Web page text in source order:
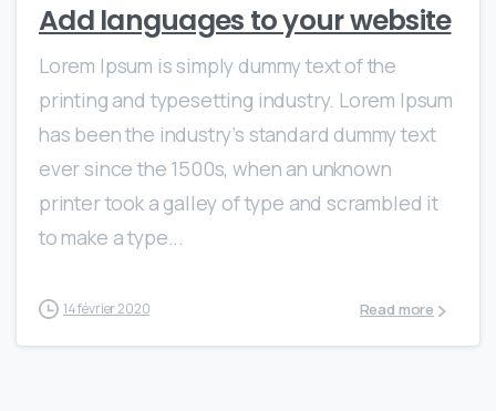
Add languages to your website
Lorem Ipsum is simply dummy text of the
printing and typesetting industry. Lorem Ipsum
has been the industry’s standard dummy text
ever since the 1500s, when an unknown
printer took a galley of type and scrambled it
to make a type...
14 février 2020 Read more